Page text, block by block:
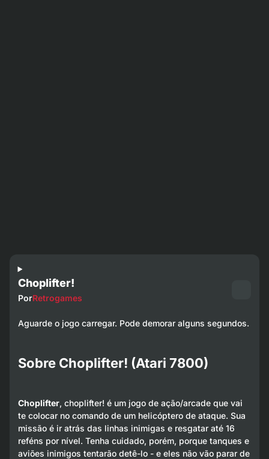
Choplifter!
PorRetrogames
Aguarde o jogo carregar. Pode demorar alguns segundos.
Sobre Choplifter! (Atari 7800)
Choplifter, choplifter! é um jogo de ação/arcade que vai
te colocar no comando de um helicóptero de ataque. Sua
missão é ir atrás das linhas inimigas e resgatar até 16
reféns por nível. Tenha cuidado, porém, porque tanques e
aviões inimigos tentarão detê-lo - e eles não vão parar de